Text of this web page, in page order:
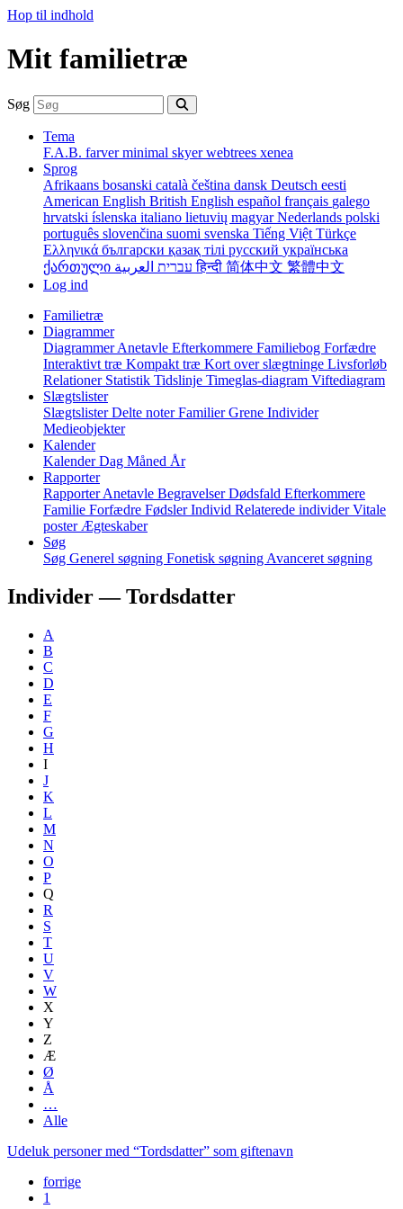
Hop til indhold
Mit familietræ
Søg
Tema
F.A.B. farverminimal skyerwebtrees xenea
Sprog
Afrikaans bosanski català čeština dansk Deutsch eesti
American English British English español français galego
hrvatski íslenska italiano lietuvių magyarNederlands polski
português slovenčina suomi svenska Tiếng Việt Türkçe
Ελληνικά български қазақ тілі русский українська
ქართული
עברית العربيةहिन्दी 简体中文 繁體中文
Log ind
Familietræ
Diagrammer
DiagrammerAnetavle Efterkommere Familiebog Forfædre
Interaktivt træ Kompakt træ Kort over slægtninge Livsforløb
Relationer Statistik Tidslinje Timeglas-diagram Viftediagram
Slægtslister
SlægtslisterDelte noterFamilierGrene Individer
Medieobjekter
Kalender
KalenderDag Måned År
Rapporter
RapporterAnetavle BegravelserDødsfald Efterkommere
Familie Forfædre FødslerIndivid Relaterede individerVitale
poster Ægteskaber
Søg
Søg Generel søgning Fonetisk søgning Avanceret søgning
Individer —Tordsdatter
A
B
C
D
E
F
G
H
I
J
K
L
M
N
O
P
Q
R
S
T
U
V
W
X
Y
Z
Æ
Ø
Å
…
Alle
Udeluk personer med “Tordsdatter” som giftenavn
forrige
1